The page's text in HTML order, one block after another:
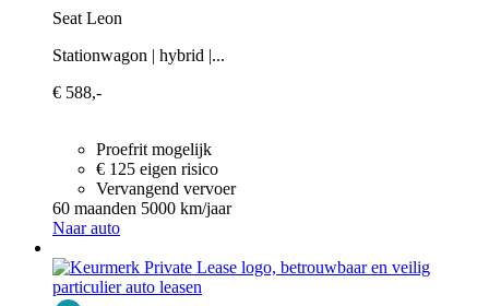
Seat Leon
Stationwagon | hybrid |...
€ 588,-
Proefrit mogelijk
€ 125 eigen risico
Vervangend vervoer
60 maanden 5000 km/jaar
Naar auto